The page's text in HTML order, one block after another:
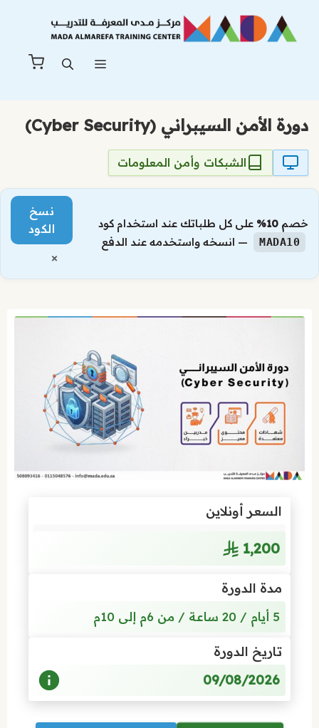
المحتوى
دورة الأمن السيبراني (Cyber Security)
الشبكات وأمن المعلومات
خصم 10% على كل طلباتك عند استخدام كود
MADA10 — انسخه واستخدمه عند الدفع
نسخ
الكود
×
السعر أونلاين
1٬200
مدة الدورة
5 أيام / 20 ساعة / من 6م إلى 10م
تاريخ الدورة
09/08/2026